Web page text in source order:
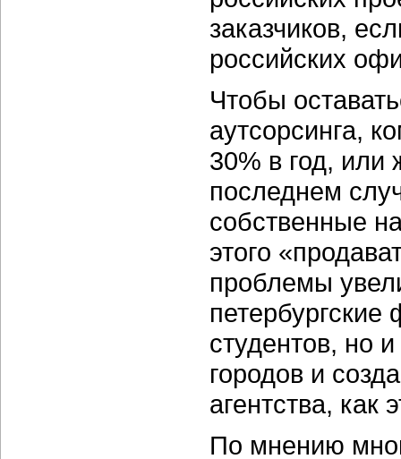
заказчиков,
российских
Чтобы
аутсорсинга,
30% в год, или
последнем
собственные
этого
проблемы
студентов, но
городов и
агентства,
По мнению